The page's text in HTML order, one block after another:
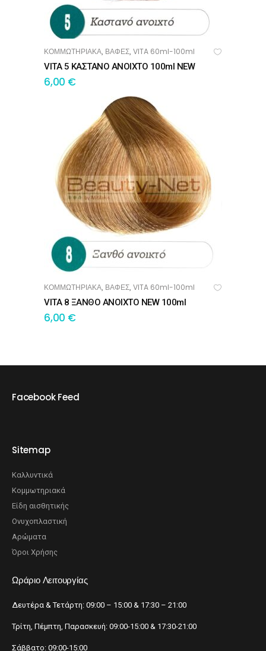
ΠΡΟΣΘΉΚΗ ΣΤΟ ΚΑΛΆΘΙ
ΚΟΜΜΩΤΗΡΙΑΚΑ, ΒΑΦΕΣ, VITA 60ml-100ml
VITA 5 ΚΑΣΤΑΝΟ ΑΝΟΙΧΤΟ 100ml NEW
6,00 €
ΠΡΟΣΘΉΚΗ ΣΤΟ ΚΑΛΆΘΙ
ΚΟΜΜΩΤΗΡΙΑΚΑ, ΒΑΦΕΣ, VITA 60ml-100ml
VITA 8 ΞΑΝΘΟ ΑΝΟΙΧΤΟ NEW 100ml
6,00 €
Facebook Feed
Sitemap
Καλλυντικά
Κομμωτηριακά
Είδη αισθητικής
Ονυχοπλαστική
Αρώματα
Όροι Χρήσης
Ωράριο Λειτουργίας
Δευτέρα & Τετάρτη: 09:00 – 15:00 & 17:30 – 21:00
Τρίτη, Πέμπτη, Παρασκευή: 09:00-15:00 & 17:30-21:00
Σάββατο: 09:00-15:00